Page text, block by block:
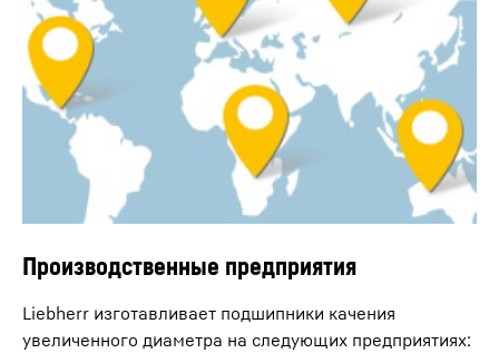
Производственные предприятия
Liebherr изготавливает подшипники качения
увеличенного диаметра на следующих предприятиях: